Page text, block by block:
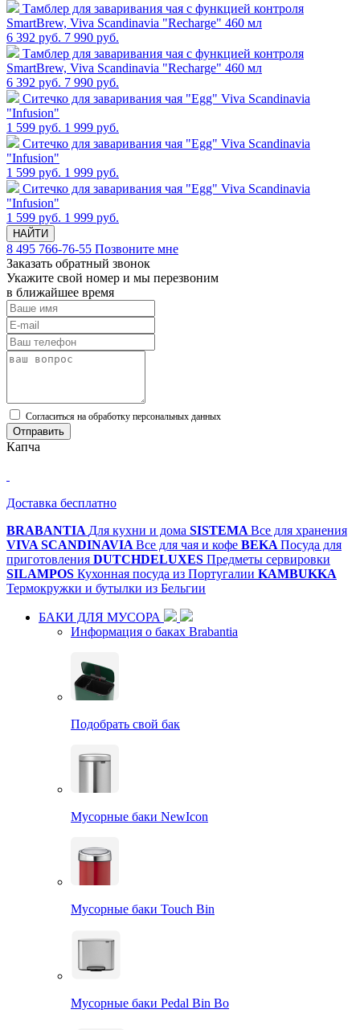
Тамблер для заваривания чая с функцией контроля
SmartBrew, Viva Scandinavia "Recharge" 460 мл
6 392 руб. 7 990 руб.
Тамблер для заваривания чая с функцией контроля
SmartBrew, Viva Scandinavia "Recharge" 460 мл
6 392 руб. 7 990 руб.
Cитечко для заваривания чая "Egg" Viva Scandinavia
"Infusion"
1 599 руб. 1 999 руб.
Cитечко для заваривания чая "Egg" Viva Scandinavia
"Infusion"
1 599 руб. 1 999 руб.
Cитечко для заваривания чая "Egg" Viva Scandinavia
"Infusion"
1 599 руб. 1 999 руб.
НАЙТИ
8 495 766-76-55 Позвоните мне
Заказать обратный звонок
Укажите свой номер и мы перезвоним
в ближайшее время
Cогласиться на обработку персональных данных
Отправить
Капча
Доставка бесплатно
BRABANTIA Для кухни и дома SISTEMA Все для хранения
VIVA SCANDINAVIA Все для чая и кофе BEKA Посуда для
приготовления DUTCHDELUXES Предметы сервировки
SILAMPOS Кухонная посуда из Португалии KAMBUKKA
Термокружки и бутылки из Бельгии
БАКИ ДЛЯ МУСОРА
Информация о баках Brabantia
Подобрать свой бак
Мусорные баки NewIcon
Мусорные баки Touch Bin
Мусорные баки Pedal Bin Bo